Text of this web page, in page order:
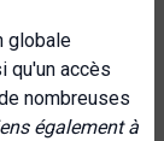
globale
qu'un accès
nombreuses
également à